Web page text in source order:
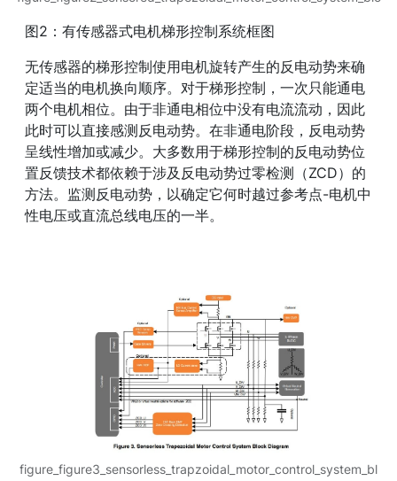
图2：有传感器式电机梯形控制系统框图
无传感器的梯形控制使用电机旋转产生的反电动势来确
定适当的电机换向顺序。对于梯形控制，一次只能通电
两个电机相位。由于非通电相位中没有电流流动，因此
此时可以直接感测反电动势。在非通电阶段，反电动势
呈线性增加或减少。大多数用于梯形控制的反电动势位
置反馈技术都依赖于涉及反电动势过零检测（ZCD）的
方法。监测反电动势，以确定它何时越过参考点-电机中
性电压或直流总线电压的一半。
figure_figure3_sensorless_trapzoidal_motor_control_system_bl